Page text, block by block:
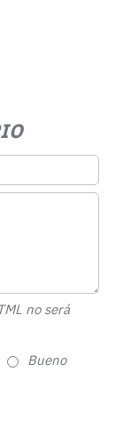
no será
Bueno